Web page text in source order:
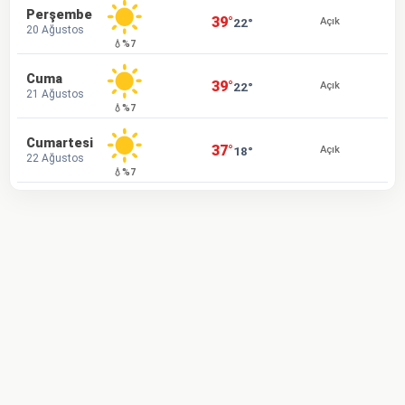
Perşembe
20 Ağustos
💧%7
39°22° Açık
Cuma
21 Ağustos
💧%7
39°22° Açık
Cumartesi
22 Ağustos
💧%7
37°18° Açık